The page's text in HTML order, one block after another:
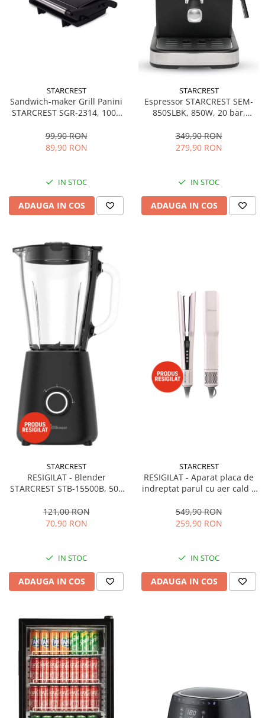
STARCREST
Sandwich-maker Grill Panini
STARCREST SGR-2314, 1000
Deschidere 180°, Suprafata
de gatire 23 x 14 cm, Negru
99,90 RON
89,90 RON
IN STOC
ADAUGA IN COS
STARCREST
Espressor STARCREST SEM-
850SLBK, 850W, 20 bar,
dispozitiv spumare, filtru
dublu din inox, Negru/Inox
349,90 RON
279,90 RON
IN STOC
ADAUGA IN COS
STARCREST
RESIGILAT - Blender
STARCREST STB-15500B, 500
Pulse, Negru
121,00 RON
70,90 RON
IN STOC
ADAUGA IN COS
STARCREST
RESIGILAT - Aparat placa de
indreptat parul cu aer cald 2
1300 W, Uscare si indreptare,
Afisaj LCD, Tehnologie cu ioni
549,90 RON
259,90 RON
IN STOC
ADAUGA IN COS